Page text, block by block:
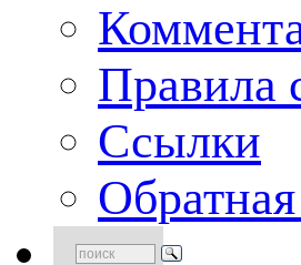
Правила
Ссылки
Обратная